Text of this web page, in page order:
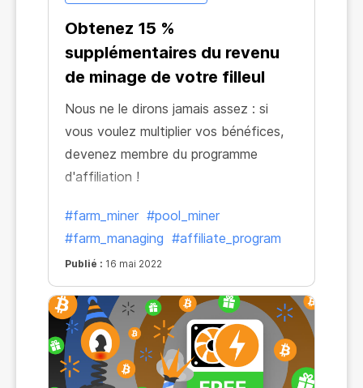
Obtenez 15 %
supplémentaires du revenu
de minage de votre filleul
Nous ne le dirons jamais assez : si
vous voulez multiplier vos bénéfices,
devenez membre du programme
d'affiliation !
#farm_miner #pool_miner
#farm_managing #affiliate_program
Publié : 16 mai 2022